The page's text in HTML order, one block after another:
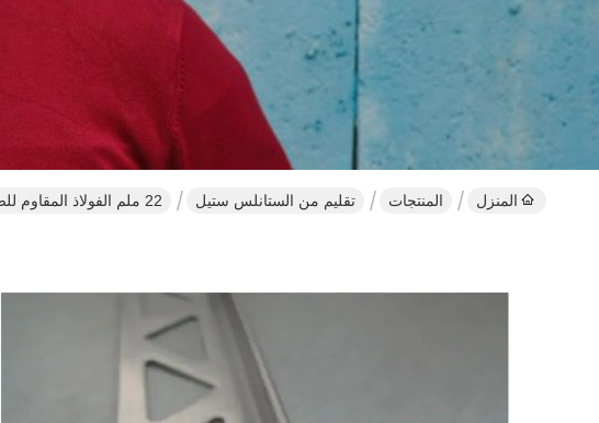
المنزل المنتجات تقليم من الستانلس ستيل 22 ملم الفولاذ المقاوم للصدأ شكل L طلاء التجميل البساطة الملفات التوضيحية الزخرفية